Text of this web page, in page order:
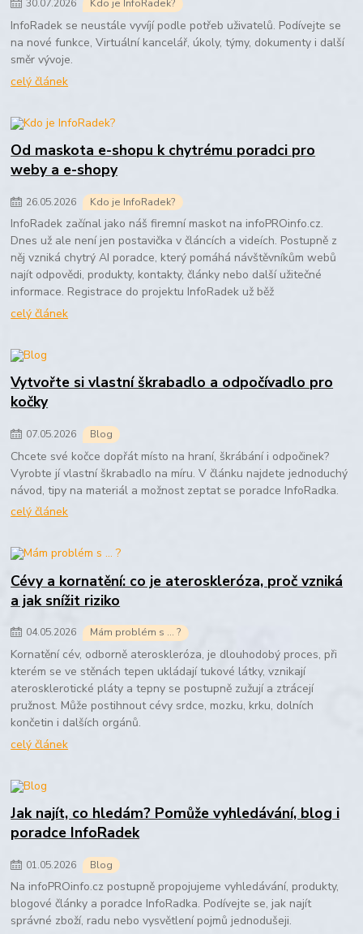
30.07.2026 Kdo je InfoRadek?
InfoRadek se neustále vyvíjí podle potřeb uživatelů. Podívejte se
na nové funkce, Virtuální kancelář, úkoly, týmy, dokumenty i další
směr vývoje.
celý článek
Od maskota e-shopu k chytrému poradci pro
weby a e-shopy
26.05.2026 Kdo je InfoRadek?
InfoRadek začínal jako náš firemní maskot na infoPROinfo.cz.
Dnes už ale není jen postavička v článcích a videích. Postupně z
něj vzniká chytrý AI poradce, který pomáhá návštěvníkům webů
najít odpovědi, produkty, kontakty, články nebo další užitečné
informace. Registrace do projektu InfoRadek už běž
celý článek
Vytvořte si vlastní škrabadlo a odpočívadlo pro
kočky
07.05.2026 Blog
Chcete své kočce dopřát místo na hraní, škrábání i odpočinek?
Vyrobte jí vlastní škrabadlo na míru. V článku najdete jednoduchý
návod, tipy na materiál a možnost zeptat se poradce InfoRadka.
celý článek
Cévy a kornatění: co je ateroskleróza, proč vzniká
a jak snížit riziko
04.05.2026 Mám problém s ... ?
Kornatění cév, odborně ateroskleróza, je dlouhodobý proces, při
kterém se ve stěnách tepen ukládají tukové látky, vznikají
aterosklerotické pláty a tepny se postupně zužují a ztrácejí
pružnost. Může postihnout cévy srdce, mozku, krku, dolních
končetin i dalších orgánů.
celý článek
Jak najít, co hledám? Pomůže vyhledávání, blog i
poradce InfoRadek
01.05.2026 Blog
Na infoPROinfo.cz postupně propojujeme vyhledávání, produkty,
blogové články a poradce InfoRadka. Podívejte se, jak najít
správné zboží, radu nebo vysvětlení pojmů jednodušeji.